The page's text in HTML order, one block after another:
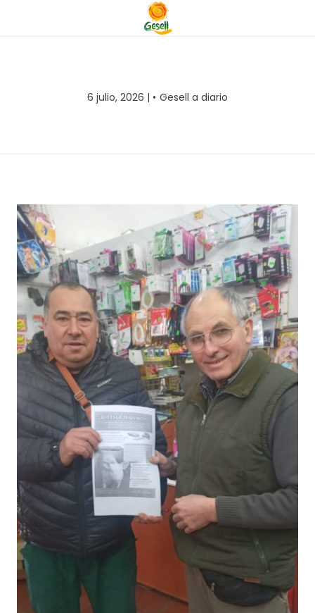
6 julio, 2026 | Gesell a diario